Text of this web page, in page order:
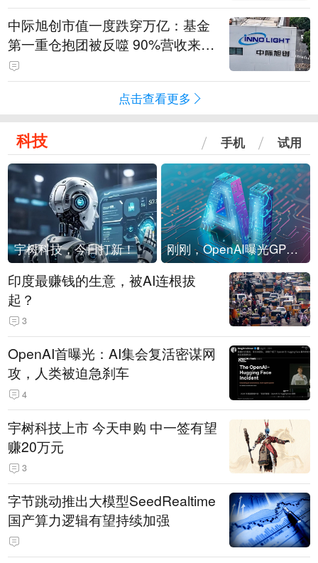
中际旭创市值一度跌穿万亿：基金
第一重仓抱团被反噬 90%营收来自
海外存压力
点击查看更多
科技 手机 试用
宇树科技，今日打新！ 刚刚，OpenAI曝光GPT-6！传10万亿参数，8月强行发布
印度最赚钱的生意，被AI连根拔
起？
3
OpenAI首曝光：AI集会复活密谋网
攻，人类被迫急刹车
4
宇树科技上市 今天申购 中一签有望
赚20万元
3
字节跳动推出大模型SeedRealtime
国产算力逻辑有望持续加强